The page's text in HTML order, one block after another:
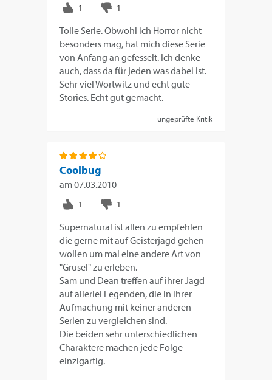
Tolle Serie. Obwohl ich Horror nicht
besonders mag, hat mich diese Serie
von Anfang an gefesselt. Ich denke
auch, dass da für jeden was dabei ist.
Sehr viel Wortwitz und echt gute
Stories. Echt gut gemacht.
ungeprüfte Kritik
Coolbug
am07.03.2010
Supernatural ist allen zu empfehlen
die gerne mit auf Geisterjagd gehen
wollen um mal eine andere Art von
"Grusel" zu erleben.
Sam und Dean treffen auf ihrer Jagd
auf allerlei Legenden, die in ihrer
Aufmachung mit keiner anderen
Serien zu vergleichen sind.
Die beiden sehr unterschiedlichen
Charaktere machen jede Folge
einzigartig.